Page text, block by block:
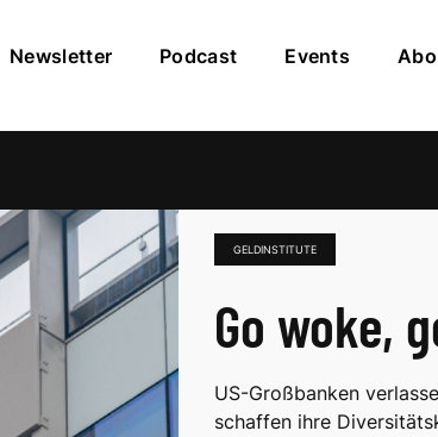
Newsletter Podcast Events
GELDINSTITUTE
Go woke,
US-Großbanken
schaffen ihre